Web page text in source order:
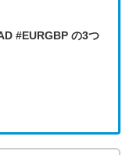
#EURGBP の3つ